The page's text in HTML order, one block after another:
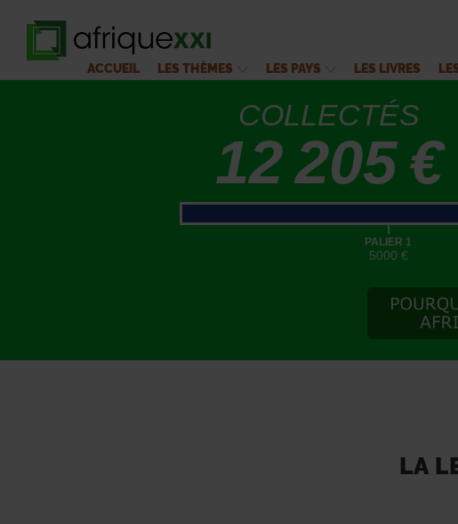
ACCUEIL LES THÈMES LES PAYS LES LIVRES
COLLECTÉS
12 205 €
|
PALIER 1
5000 €
LA